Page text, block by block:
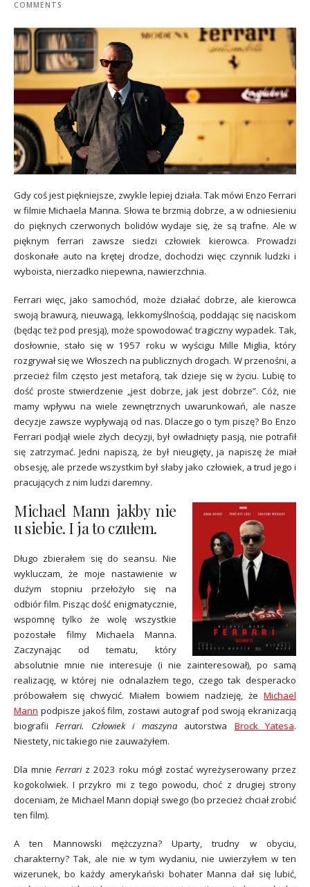
COMMENTS
Gdy coś jest piękniejsze, zwykle lepiej działa. Tak mówi Enzo Ferrari
w filmie Michaela Manna. Słowa te brzmią dobrze, a w odniesieniu
do pięknych czerwonych bolidów wydaje się, że są trafne. Ale w
pięknym ferrari zawsze siedzi człowiek kierowca. Prowadzi
doskonałe auto na krętej drodze, dochodzi więc czynnik ludzki i
wyboista, nierzadko niepewna, nawierzchnia.
Ferrari więc, jako samochód, może działać dobrze, ale kierowca
swoją brawurą, nieuwagą, lekkomyślnością, poddając się naciskom
(będąc też pod presją), może spowodować tragiczny wypadek. Tak,
dosłownie, stało się w 1957 roku w wyścigu Mille Miglia, który
rozgrywał się we Włoszech na publicznych drogach. W przenośni, a
przecież film często jest metaforą, tak dzieje się w życiu. Lubię to
dość proste stwierdzenie „jest dobrze, jak jest dobrze”. Cóż, nie
mamy wpływu na wiele zewnętrznych uwarunkowań, ale nasze
decyzje zawsze wypływają od nas. Dlaczego o tym piszę? Bo Enzo
Ferrari podjął wiele złych decyzji, był owładnięty pasją, nie potrafił
się zatrzymać. Jedni napiszą, że był nieugięty, ja napiszę że miał
obsesję, ale przede wszystkim był słaby jako człowiek, a trud jego i
pracujących z nim ludzi daremny.
Michael Mann jakby nie
u siebie. I ja to czułem.
Długo zbierałem się do seansu. Nie
wykluczam, że moje nastawienie w
dużym stopniu przełożyło się na
odbiór film. Pisząc dość enigmatycznie,
wspomnę tylko że wolę wszystkie
pozostałe filmy Michaela Manna.
Zaczynając od tematu, który
absolutnie mnie nie interesuje (i nie zainteresował), po samą
realizację, w której nie odnalazłem tego, czego tak desperacko
próbowałem się chwycić. Miałem bowiem nadzieję, że Michael
Mann podpisze jakoś film, zostawi autograf pod swoją ekranizacją
biografiiFerrari. Człowiek i maszynaautorstwa Brock Yatesa.
Niestety, nic takiego nie zauważyłem.
Dla mnie Ferrari z 2023 roku mógł zostać wyreżyserowany przez
kogokolwiek. I przykro mi z tego powodu, choć z drugiej strony
doceniam, że Michael Mann dopiął swego (bo przecież chciał zrobić
ten film).
A ten Mannowski mężczyzna? Uparty, trudny w obyciu,
charakterny? Tak, ale nie w tym wydaniu, nie uwierzyłem w ten
wizerunek, bo każdy amerykański bohater Manna dał się lubić,